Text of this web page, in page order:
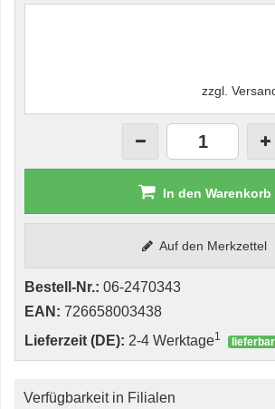
zzgl.
In den Warenkorb
Auf den Merkzettel
Bestell-Nr.: 06-2470343
EAN: 726658003438
Lieferzeit (DE): 2-4 Werktage1 lieferbar
Verfügbarkeit in Filialen